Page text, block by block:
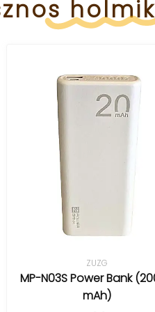
holmik
H2 napelemes 4G
/IR, livestream,
42 900 Ft